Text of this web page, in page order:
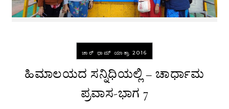
ಚಾರ್ ಧಾಮ್ ಯಾತ್ರಾ 2016
ಹಿಮಾಲಯದ ಸನ್ನಿಧಿಯಲ್ಲಿ – ಚಾರ್ಧಾಮ
ಪ್ರವಾಸ-ಭಾಗ 7